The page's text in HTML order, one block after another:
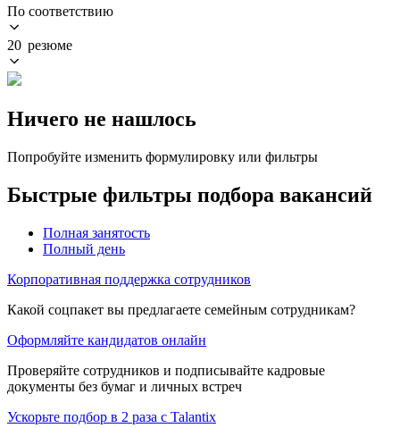
По соответствию
20 резюме
Ничего не нашлось
Попробуйте изменить формулировку или фильтры
Быстрые фильтры подбора вакансий
Полная занятость
Полный день
Корпоративная поддержка сотрудников
Какой соцпакет вы предлагаете семейным сотрудникам?
Оформляйте кандидатов онлайн
Проверяйте сотрудников и подписывайте кадровые
документы без бумаг и личных встреч
Ускорьте подбор в 2 раза с Talantix